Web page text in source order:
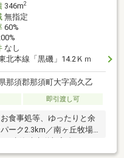
346m2
無指定
60%
なし
北本線「黒磯」14.2Ｋｍ
那須郡那須町大字高久乙
即引渡し可
食事処等、ゆったりと余
ーク2.3km／南ヶ丘牧場
建築時水道加入金88万円